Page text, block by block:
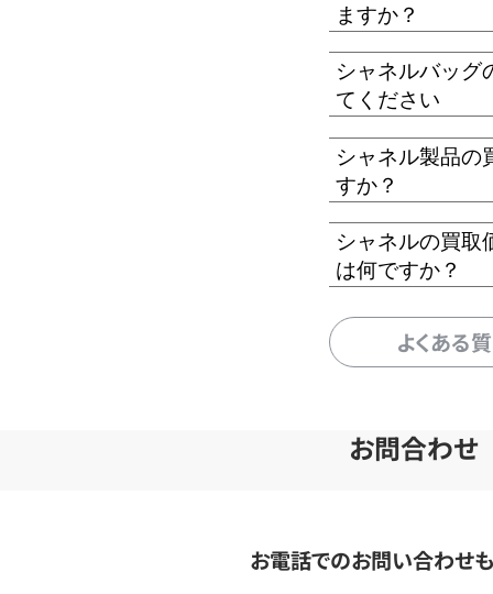
ますか？
シャネルバッグ
てください
シャネル製品の
すか？
シャネルの買取
は何ですか？
よくある
お問合わせ
お電話でのお問い合わせ